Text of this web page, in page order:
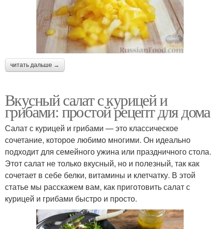
читать дальше →
Вкусный салат с курицей и
грибами: простой рецепт для дома
Салат с курицей и грибами — это классическое
сочетание, которое любимо многими. Он идеально
подходит для семейного ужина или праздничного стола.
Этот салат не только вкусный, но и полезный, так как
сочетает в себе белки, витамины и клетчатку. В этой
статье мы расскажем вам, как приготовить салат с
курицей и грибами быстро и просто.